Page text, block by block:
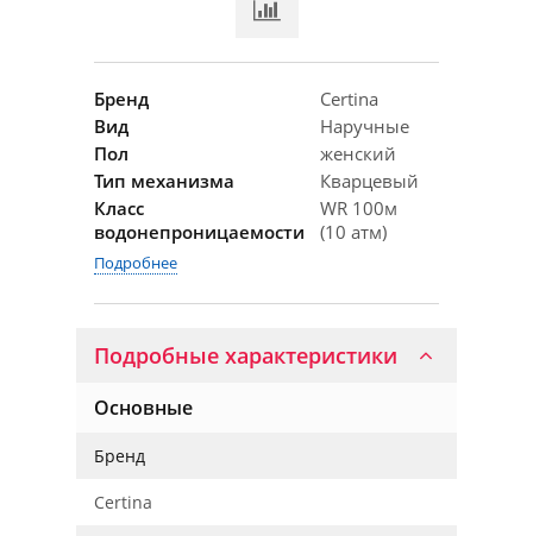
Бренд
Certina
Вид
Наручные
Пол
женский
Тип механизма
Кварцевый
Класс
водонепроницаемости
WR 100м
(10 атм)
Подробнее
Подробные характеристики
Основные
Бренд
Certina